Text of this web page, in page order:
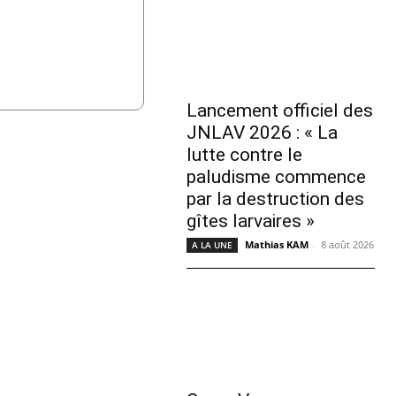
Lancement officiel des
JNLAV 2026 : « La
lutte contre le
paludisme commence
par la destruction des
gîtes larvaires »
A LA UNE Mathias KAM - 8 août 2026